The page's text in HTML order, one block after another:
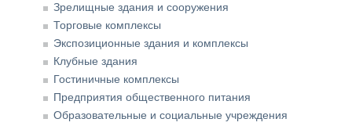
Зрелищные здания и сооружения
Торговые комплексы
Экспозиционные здания и комплексы
Клубные здания
Гостиничные комплексы
Предприятия общественного питания
Образовательные и социальные учреждения